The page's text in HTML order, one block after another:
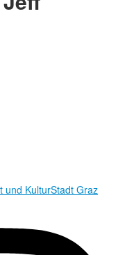
und KulturStadt Graz